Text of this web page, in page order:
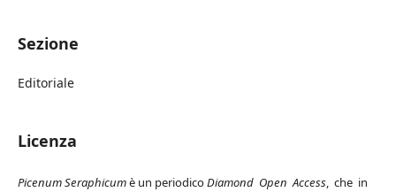
Sezione
Editoriale
Licenza
Picenum Seraphicumè un periodicoDiamond Open Access, che in